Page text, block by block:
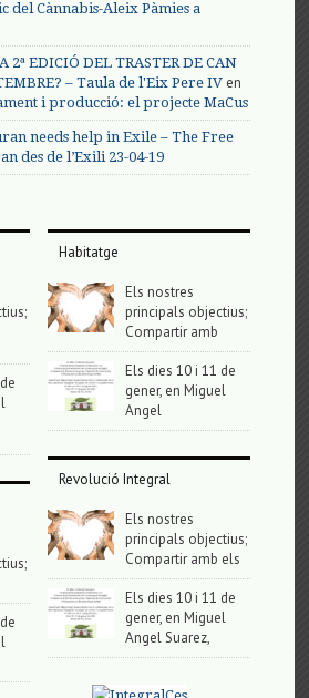
del Cànnabis-Aleix Pàmies a
2ª EDICIÓ DEL TRASTER DE CAN
– Taula de l'Eix Pere IV en
i producció: el projecte MaCus
needs help in Exile – The Free
des de l’Exili 23-04-19
Habitatge
Els nostres
principals objectius;
Compartir amb
Els dies 10 i 11 de
gener, en Miguel
Angel
Revolució Integral
Els nostres
principals objectius;
Compartir amb els
Els dies 10 i 11 de
gener, en Miguel
Angel Suarez,